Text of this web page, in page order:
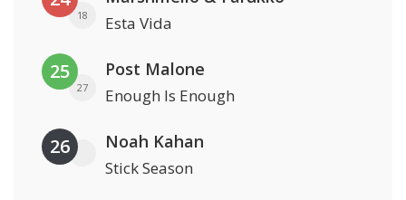
18 Esta Vida
25
27
Post Malone
Enough Is Enough
26 Noah Kahan
Stick Season